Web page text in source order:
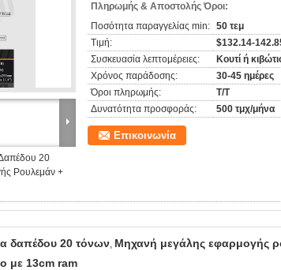
20
Ρουλεμάν +
Πληρωμής & Αποστολής Όροι:
Ποσότητα παραγγελίας min: 50 τεμ
Τιμή:
​​$132.14-
Συσκευασία λεπτομέρειες:
Κουτί ή
Χρόνος παράδοσης:
30-45 ημέρες
Όροι πληρωμής:
T/T
Δυνατότητα προσφοράς:
500 τμχ/μήνα
Επικοινωνία
δαπέδου 20 τόνων, Μηχανή μεγάλης εφαρμογής
με 13cm ram